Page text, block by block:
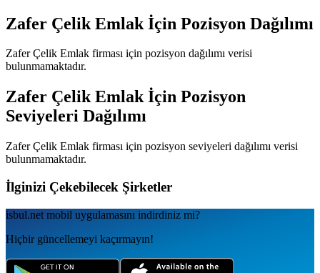
Zafer Çelik Emlak İçin Pozisyon Dağılımı
Zafer Çelik Emlak firması için pozisyon dağılımı verisi
bulunmamaktadır.
Zafer Çelik Emlakİçin Pozisyon
Seviyeleri Dağılımı
Zafer Çelik Emlak firması için pozisyon seviyeleri dağılımı verisi
bulunmamaktadır.
İlginizi Çekebilecek Şirketler
isbul.net mobil uygulamаsını indirdiniz mi?
Hiçbir güncellemeyi kaçırmayın!